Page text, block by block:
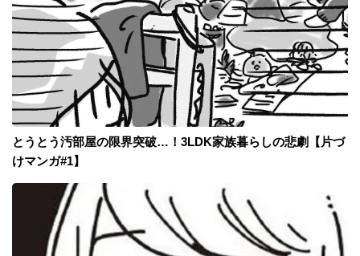
とうとう汚部屋の限界突破…！3LDK家族暮らしの悲劇【片づ
けマンガ#1】